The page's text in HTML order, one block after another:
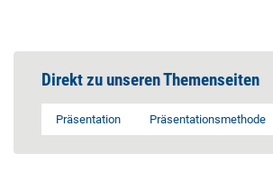
Direkt zu unseren Themenseiten
Präsentation Präsentationsmethode